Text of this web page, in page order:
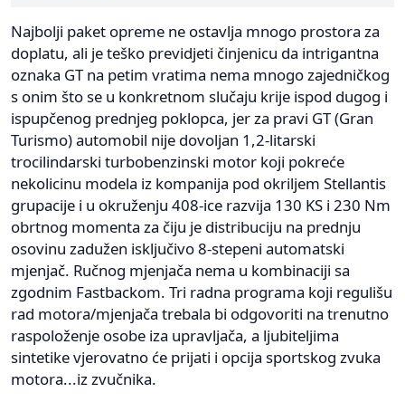
Najbolji paket opreme ne ostavlja mnogo prostora za
doplatu, ali je teško previdjeti činjenicu da intrigantna
oznaka GT na petim vratima nema mnogo zajedničkog
s onim što se u konkretnom slučaju krije ispod dugog i
ispupčenog prednjeg poklopca, jer za pravi GT (Gran
Turismo) automobil nije dovoljan 1,2-litarski
trocilindarski turbobenzinski motor koji pokreće
nekolicinu modela iz kompanija pod okriljem Stellantis
grupacije i u okruženju 408-ice razvija 130 KS i 230 Nm
obrtnog momenta za čiju je distribuciju na prednju
osovinu zadužen isključivo 8-stepeni automatski
mjenjač. Ručnog mjenjača nema u kombinaciji sa
zgodnim Fastbackom. Tri radna programa koji regulišu
rad motora/mjenjača trebala bi odgovoriti na trenutno
raspoloženje osobe iza upravljača, a ljubiteljima
sintetike vjerovatno će prijati i opcija sportskog zvuka
motora...iz zvučnika.